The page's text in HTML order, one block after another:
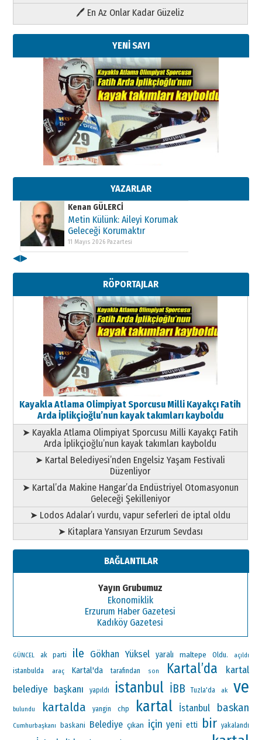
🖊 En Az Onlar Kadar Güzeliz
YENİ SAYI
YAZARLAR
Kenan GÜLERCİ
Metin Külünk: Aileyi Korumak
Geleceği Korumaktır
11 Mayıs 2026 Pazartesi
Kenan GÜLERCİ
Metin Külünk: Aileyi Korumak
Geleceği Korumaktır
11 Mayıs 2026 Pazartesi
Metin Külünk: Aileyi Korumak
Geleceği Korumaktır
11 Mayıs 2026 Pazartesi
◀▶
RÖPORTAJLAR
Kayakla Atlama Olimpiyat Sporcusu Milli Kayakçı Fatih
Arda İplikçioğlu’nun kayak takımları kayboldu
➤ Kayakla Atlama Olimpiyat Sporcusu Milli Kayakçı Fatih
Arda İplikçioğlu’nun kayak takımları kayboldu
➤ Kartal Belediyesi’nden Engelsiz Yaşam Festivali
Düzenliyor
➤ Kartal’da Makine Hangar’da Endüstriyel Otomasyonun
Geleceği Şekilleniyor
➤ Lodos Adalar’ı vurdu, vapur seferleri de iptal oldu
➤ Kitaplara Yansıyan Erzurum Sevdası
BAĞLANTILAR
Yayın Grubumuz
Ekonomiklik
Erzurum Haber Gazetesi
Kadıköy Gazetesi
GÜNCEL ak parti ile Gökhan Yüksel yaralı maltepe Oldu. açıldı
istanbulda araç Kartal'da tarafından son Kartal’da
kartal
belediye başkanı
yapıldı istanbul İBB Tuzla'da ak ve
bulundu kartalda yangin chp kartal İstanbul baskan
Cumhurbaşkanı baskani Belediye çıkan için yeni etti bir yakalandı